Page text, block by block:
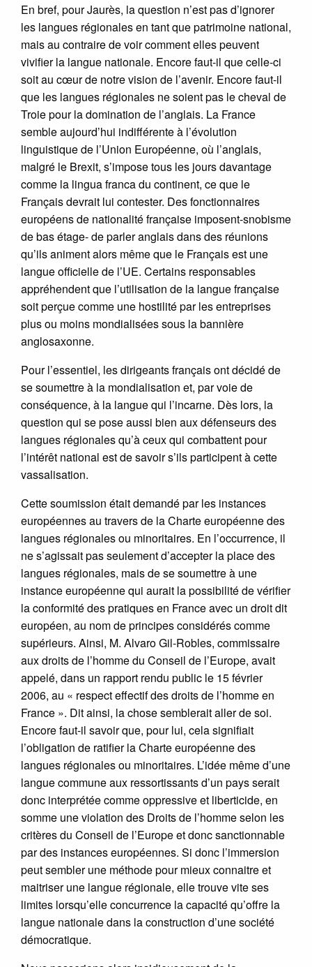
En bref, pour Jaurès, la question n’est pas d’ignorer
les langues régionales en tant que patrimoine national,
mais au contraire de voir comment elles peuvent
vivifier la langue nationale. Encore faut-il que celle-ci
soit au cœur de notre vision de l’avenir. Encore faut-il
que les langues régionales ne soient pas le cheval de
Troie pour la domination de l’anglais. La France
semble aujourd’hui indifférente à l’évolution
linguistique de l’Union Européenne, où l’anglais,
malgré le Brexit, s’impose tous les jours davantage
comme la lingua franca du continent, ce que le
Français devrait lui contester. Des fonctionnaires
européens de nationalité française imposent-snobisme
de bas étage- de parler anglais dans des réunions
qu’ils animent alors même que le Français est une
langue officielle de l’UE. Certains responsables
appréhendent que l’utilisation de la langue française
soit perçue comme une hostilité par les entreprises
plus ou moins mondialisées sous la bannière
anglosaxonne.
Pour l’essentiel, les dirigeants français ont décidé de
se soumettre à la mondialisation et, par voie de
conséquence, à la langue qui l’incarne. Dès lors, la
question qui se pose aussi bien aux défenseurs des
langues régionales qu’à ceux qui combattent pour
l’intérêt national est de savoir s’ils participent à cette
vassalisation.
Cette soumission était demandé par les instances
européennes au travers de la Charte européenne des
langues régionales ou minoritaires. En l’occurrence, il
ne s’agissait pas seulement d’accepter la place des
langues régionales, mais de se soumettre à une
instance européenne qui aurait la possibilité de vérifier
la conformité des pratiques en France avec un droit dit
européen, au nom de principes considérés comme
supérieurs. Ainsi, M. Alvaro Gil-Robles, commissaire
aux droits de l’homme du Conseil de l’Europe, avait
appelé, dans un rapport rendu public le 15 février
2006, au « respect effectif des droits de l’homme en
France ». Dit ainsi, la chose semblerait aller de soi.
Encore faut-il savoir que, pour lui, cela signifiait
l’obligation de ratifier la Charte européenne des
langues régionales ou minoritaires. L’idée même d’une
langue commune aux ressortissants d’un pays serait
donc interprétée comme oppressive et liberticide, en
somme une violation des Droits de l’homme selon les
critères du Conseil de l’Europe et donc sanctionnable
par des instances européennes. Si donc l’immersion
peut sembler une méthode pour mieux connaitre et
maitriser une langue régionale, elle trouve vite ses
limites lorsqu’elle concurrence la capacité qu’offre la
langue nationale dans la construction d’une société
démocratique.